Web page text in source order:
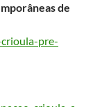
de
pre-